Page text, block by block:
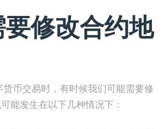
修改合约地
币交易时，有时候我们可能需要修
能发生在以下几种情况下：